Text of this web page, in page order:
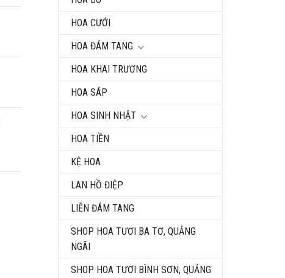
HOA CƯỚI
HOA ĐÁM TANG
HOA KHAI TRƯƠNG
HOA SÁP
HOA SINH NHẬT
HOA TIỀN
KỆ HOA
LAN HỒ ĐIỆP
LIỄN ĐÁM TANG
SHOP HOA TƯƠI BA TƠ, QUẢNG
NGÃI
SHOP HOA TƯƠI BÌNH SƠN, QUẢNG